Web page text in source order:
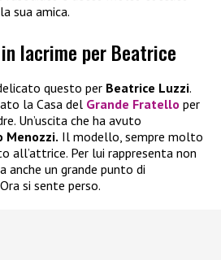
sua amica.
lacrime per Beatrice
questo per Beatrice Luzzi.
la Casa del Grande Fratello per
Un’uscita che ha avuto
Menozzi. Il modello, sempre molto
all’attrice. Per lui rappresenta non
anche un grande punto di
si sente perso.